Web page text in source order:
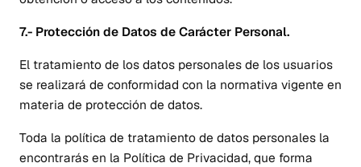
7.- Protección de Datos de Carácter Personal.
El tratamiento de los datos personales de los usuarios
se realizará de conformidad con la normativa vigente en
materia de protección de datos.
Toda la política de tratamiento de datos personales la
encontrarás en la Política de Privacidad, que forma